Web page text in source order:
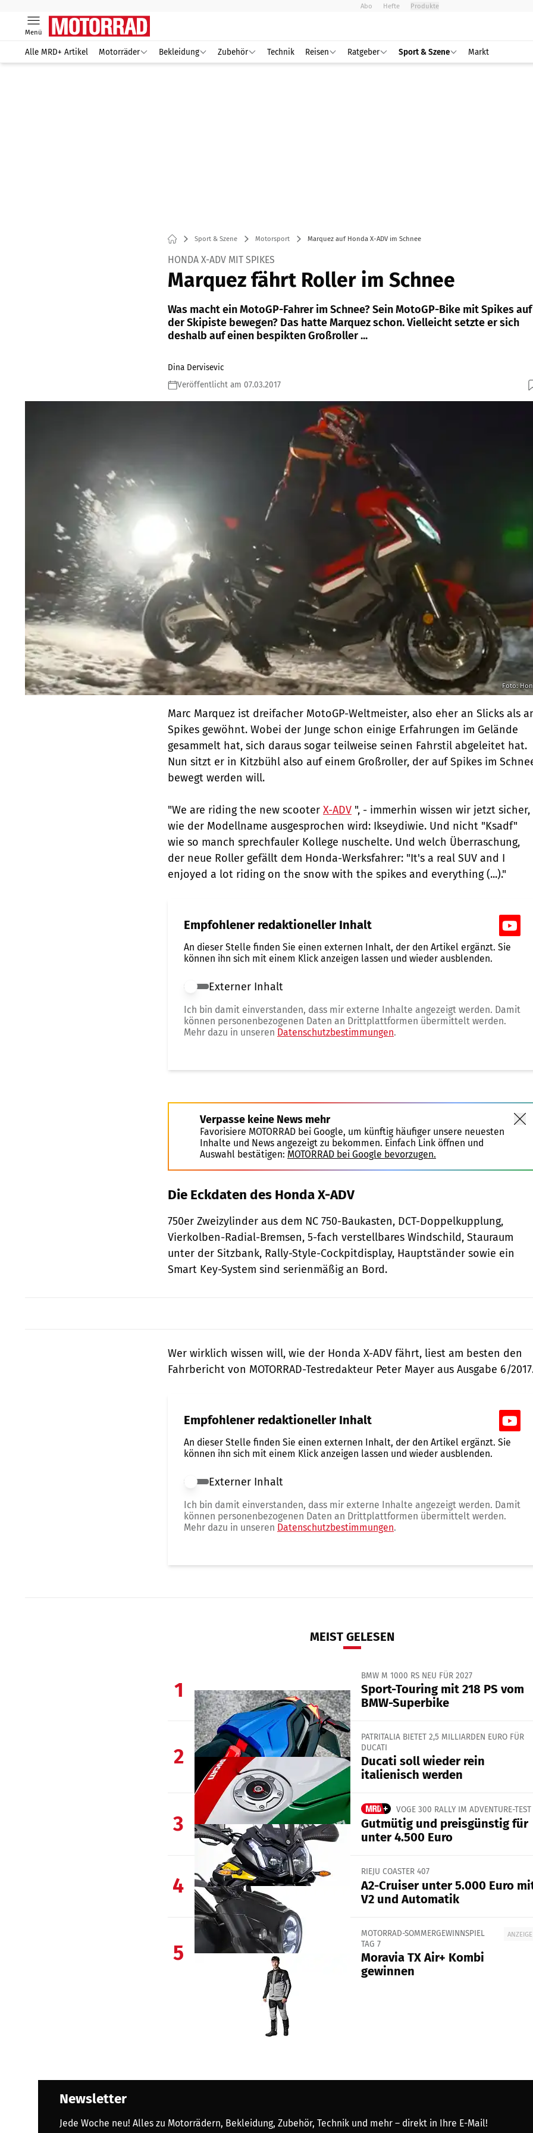
Abo Hefte Produkte
Menü
Alle MRD+ Artikel Motorräder Bekleidung Zubehör Technik Reisen Ratgeber Sport & Szene Markt
Sport & Szene Motorsport Marquez auf Honda X-ADV im Schnee
HONDA X-ADV MIT SPIKES
Marquez fährt Roller im Schnee
Was macht ein MotoGP-Fahrer im Schnee? Sein MotoGP-Bike mit Spikes auf
der Skipiste bewegen? Das hatte Marquez schon. Vielleicht setzte er sich
deshalb auf einen bespikten Großroller ...
Dina Dervisevic
Veröffentlicht am 07.03.2017
Foto:
Marc Marquez ist dreifacher MotoGP-Weltmeister, also eher an Slicks als
Spikes gewöhnt. Wobei der Junge schon einige Erfahrungen im Gelände
gesammelt hat, sich daraus sogar teilweise seinen Fahrstil abgeleitet hat.
Nun sitzt er in Kitzbühl also auf einem Großroller, der auf Spikes im
bewegt werden will.
"We are riding the new scooter X-ADV ", - immerhin wissen wir jetzt sicher,
wie der Modellname ausgesprochen wird: Ikseydiwie. Und nicht "Ksadf"
wie so manch sprechfauler Kollege nuschelte. Und welch Überraschung,
der neue Roller gefällt dem Honda-Werksfahrer: "It's a real SUV and I
enjoyed a lot riding on the snow with the spikes and everything (...)."
Empfohlener redaktioneller Inhalt
An dieser Stelle finden Sie einen externen Inhalt, der den Artikel ergänzt. Sie
können ihn sich mit einem Klick anzeigen lassen und wieder ausblenden.
Externer Inhalt erlauben
Externer Inhalt
Ich bin damit einverstanden, dass mir externe Inhalte angezeigt werden. Damit
können personenbezogenen Daten an Drittplattformen übermittelt werden.
Mehr dazu in unseren Datenschutzbestimmungen.
Verpasse keine News mehr
Favorisiere MOTORRAD bei Google, um künftig häufiger unsere neuesten
Inhalte und News angezeigt zu bekommen. Einfach Link öffnen und
Auswahl bestätigen: MOTORRAD bei Google bevorzugen.
Die Eckdaten des Honda X-ADV
750er Zweizylinder aus dem NC 750-Baukasten, DCT-Doppelkupplung,
Vierkolben-Radial-Bremsen, 5-fach verstellbares Windschild, Stauraum
unter der Sitzbank, Rally-Style-Cockpitdisplay, Hauptständer sowie ein
Smart Key-System sind serienmäßig an Bord.
Wer wirklich wissen will, wie der Honda X-ADV fährt, liest am besten den
Fahrbericht von MOTORRAD-Testredakteur Peter Mayer aus Ausgabe 6/
Empfohlener redaktioneller Inhalt
An dieser Stelle finden Sie einen externen Inhalt, der den Artikel ergänzt. Sie
können ihn sich mit einem Klick anzeigen lassen und wieder ausblenden.
Externer Inhalt erlauben
Externer Inhalt
Ich bin damit einverstanden, dass mir externe Inhalte angezeigt werden. Damit
können personenbezogenen Daten an Drittplattformen übermittelt werden.
Mehr dazu in unseren Datenschutzbestimmungen.
MEIST GELESEN
1
BMW M 1000 RS NEU FÜR 2027
Sport-Touring mit 218 PS vom
BMW-Superbike
2
PATRITALIA BIETET 2,5 MILLIARDEN EURO FÜR
DUCATI
Ducati soll wieder rein
italienisch werden
3
VOGE 300 RALLY IM ADVENTURE-TEST
Gutmütig und preisgünstig für
unter 4.500 Euro
4
RIEJU COASTER 407
A2-Cruiser unter 5.000 Euro
V2 und Automatik
5
ANZEIGE
MOTORRAD-SOMMERGEWINNSPIEL
TAG 7
Moravia TX Air+ Kombi
gewinnen
Newsletter
Jede Woche neu! Alles zu Motorrädern, Bekleidung, Zubehör, Technik und mehr – direkt in Ihre E-Mail!